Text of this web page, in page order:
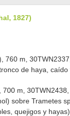
1827)
760 m,
de haya, caído
m,
sobre Trametes
quejigos y hayas).